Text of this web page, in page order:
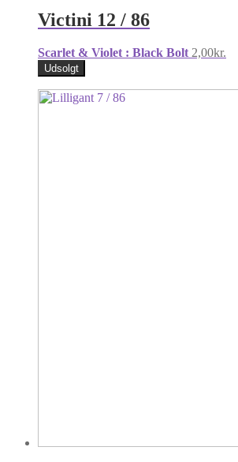
Victini 12 / 86
Scarlet & Violet : Black Bolt 2,00kr.
Udsolgt